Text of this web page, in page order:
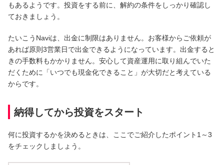
もあるようです。投資をする前に、解約の条件をしっかり確認し
ておきましょう。
たいこうNaviは、出金に制限はありません。お客様からご依頼が
あれば原則3営業日で出金できるようになっています。出金すると
きの手数料もかかりません。安心して資産運用に取り組んでいた
だくために「いつでも現金化できること」が大切だと考えている
からです。
納得してから投資をスタート
何に投資するかを決めるときは、ここでご紹介したポイント1～3
をチェックしましょう。